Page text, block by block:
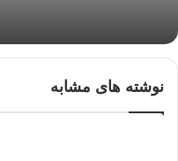
نوشته های مشابه